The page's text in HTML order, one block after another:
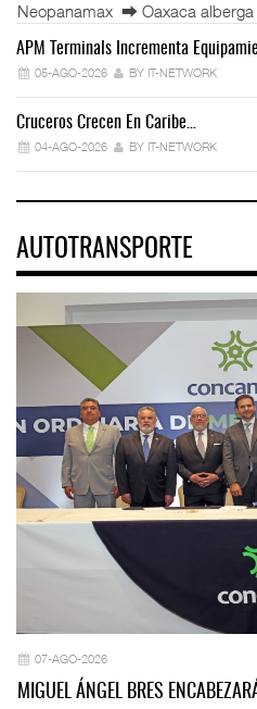
Neopanamax ⮕ Oaxaca alberga
APM Terminals Incrementa
05-AGO-2026 BY IT-NETWORK
Cruceros Crecen En Caribe…
04-AGO-2026 BY IT-NETWORK
AUTOTRANSPORTE
07-AGO-2026
MIGUEL ÁNGEL BRES